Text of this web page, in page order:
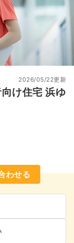
け住宅 浜ゆ
2026/05/22更新
わせる